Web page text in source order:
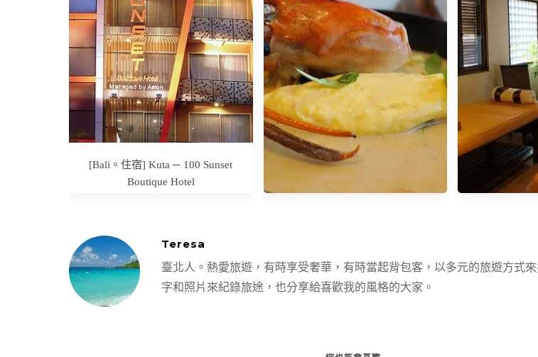
[Bali] Day 3 金塔馬尼火山、德哥拉
朗梯田
【烏布下午茶推薦】Viceroy Bali頂
級Villa酒店。高貴不貴的河谷美景
下午茶
[Bali。住宿] Kuta ─ 100 Sunset
Boutique Hotel
2013巴里島。美食︱THE ST.
REGIS 聖瑞吉斯酒店奢華早餐
巴里島︱
Teresa
臺北人。熱愛旅遊，有時享受奢華，有時當起背包客，以多元的旅遊方式
字和照片來紀錄旅途，也分享給喜歡我的風格的大家。